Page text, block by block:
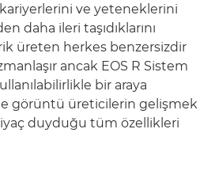
ve yeteneklerini
daha ileri taşıdıklarını
üreten herkes benzersizdir
ancak EOS R Sistem
bir araya
görüntü üreticilerin gelişmek
duyduğu tüm özellikleri